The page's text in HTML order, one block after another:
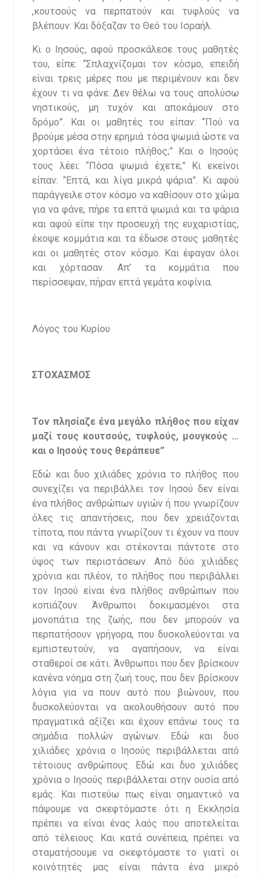
,κουτσούς να περπατούν και τυφλούς να
βλέπουν. Και δόξαζαν το Θεό του Ισραήλ.
Κι ο Ιησούς, αφού προσκάλεσε τους μαθητές
του, είπε: “Σπλαχνίζομαι τον κόσμο, επειδή
είναι τρεις μέρες που με περιμένουν και δεν
έχουν τι να φάνε. Δεν θέλω να τους απολύσω
νηστικούς, μη τυχόν και αποκάμουν στο
δρόμο”. Και οι μαθητές του είπαν: “Πού να
βρούμε μέσα στην ερημιά τόσα ψωμιά ώστε να
χορτάσει ένα τέτοιο πλήθος;” Και ο Ιησούς
τους λέει: “Πόσα ψωμιά έχετε;” Κι εκείνοι
είπαν: “Επτά, και λίγα μικρά ψάρια”. Κι αφού
παράγγειλε στον κόσμο να καθίσουν στο χώμα
για να φάνε, πήρε τα επτά ψωμιά και τα ψάρια
και αφού είπε την προσευχή της ευχαριστίας,
έκοψε κομμάτια και τα έδωσε στους μαθητές
και οι μαθητές στον κόσμο. Και έφαγαν όλοι
και χόρτασαν. Απ’ τα κομμάτια που
περίσσεψαν, πήραν επτά γεμάτα κοφίνια.
Λόγος του Κυρίου
ΣΤΟΧΑΣΜΟΣ
Τον πλησίαζε ένα μεγάλο πλήθος που είχαν
μαζί τους κουτσούς, τυφλούς, μουγκούς …
και ο Ιησούς τους θεράπευε”
Εδώ και δυο χιλιάδες χρόνια το πλήθος που
συνεχίζει να περιβάλλει τον Ιησού δεν είναι
ένα πλήθος ανθρώπων υγιών ή που γνωρίζουν
όλες τις απαντήσεις, που δεν χρειάζονται
τίποτα, που πάντα γνωρίζουν τι έχουν να πουν
και να κάνουν και στέκονται πάντοτε στο
ύψος των περιστάσεων. Από δύο χιλιάδες
χρόνια και πλέον, το πλήθος που περιβάλλει
τον Ιησού είναι ένα πλήθος ανθρώπων που
κοπιάζουν. Άνθρωποι δοκιμασμένοι στα
μονοπάτια της ζωής, που δεν μπορούν να
περπατήσουν γρήγορα, που δυσκολεύονται να
εμπιστευτούν, να αγαπήσουν, να είναι
σταθεροί σε κάτι. Άνθρωποι που δεν βρίσκουν
κανένα νόημα στη ζωή τους, που δεν βρίσκουν
λόγια για να πουν αυτό που βιώνουν, που
δυσκολεύονται να ακολουθήσουν αυτό που
πραγματικά αξίζει και έχουν επάνω τους τα
σημάδια πολλών αγώνων. Εδώ και δυο
χιλιάδες χρόνια ο Ιησούς περιβάλλεται από
τέτοιους ανθρώπους. Εδώ και δυο χιλιάδες
χρόνια ο Ιησούς περιβάλλεται στην ουσία από
εμάς. Και πιστεύω πως είναι σημαντικό να
πάψουμε να σκεφτόμαστε ότι η Εκκλησία
πρέπει να είναι ένας λαός που αποτελείται
από τέλειους. Και κατά συνέπεια, πρέπει να
σταματήσουμε να σκεφτόμαστε το γιατί οι
κοινότητές μας είναι πάντα ένα μικρό